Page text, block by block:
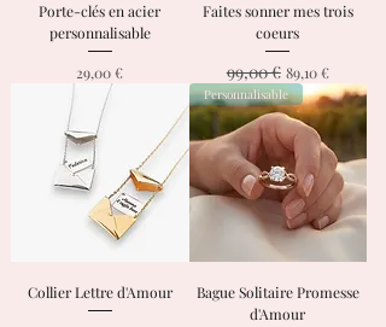
Porte-clés en acier
personnalisable
Prix
29,00 €
Faites sonner mes trois
coeurs
Prix original
99,00 € Prix
89,10 €
Collier Lettre d'Amour
Personnalisable
Bague Solitaire Promesse
d'Amour